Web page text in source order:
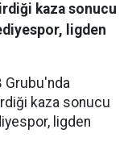
kaza sonucu
ligden
Grubu'nda
kaza sonucu
ligden